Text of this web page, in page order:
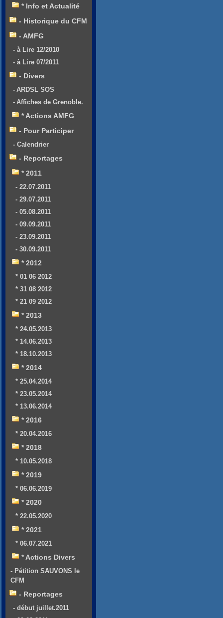
* Info et Actualité
- Historique du CFM
- AMFG
- à Lire 12/2010
- à Lire 07/2011
- Divers
- ARDSL SOS
- Affiches de Grenoble.
* Actions AMFG
- Pour Participer
- Calendrier
- Reportages
* 2011
- 22.07.2011
- 29.07.2011
- 05.08.2011
- 09.09.2011
- 23.09.2011
- 30.09.2011
* 2012
* 01 06 2012
* 31 08 2012
* 21 09 2012
* 2013
* 24.05.2013
* 14.06.2013
* 18.10.2013
* 2014
* 25.04.2014
* 23.05.2014
* 13.06.2014
* 2016
* 20.04.2016
* 2018
* 10.05.2018
* 2019
* 06.06.2019
* 2020
* 22.05.2020
* 2021
* 06.07.2021
* Actions Divers
- Pétition SAUVONS le
CFM
- Reportages
- début juillet.2011